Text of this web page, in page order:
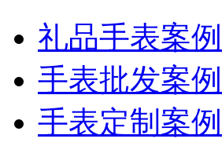
礼品手表案例
手表批发案例
手表定制案例